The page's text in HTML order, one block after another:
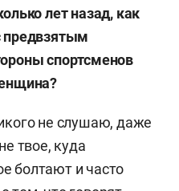
лет назад, как
предвзятым
спортсменов
не слушаю, даже
твое, куда
болтают и часто